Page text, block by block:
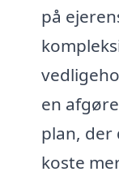
på
en
plan, der
koste